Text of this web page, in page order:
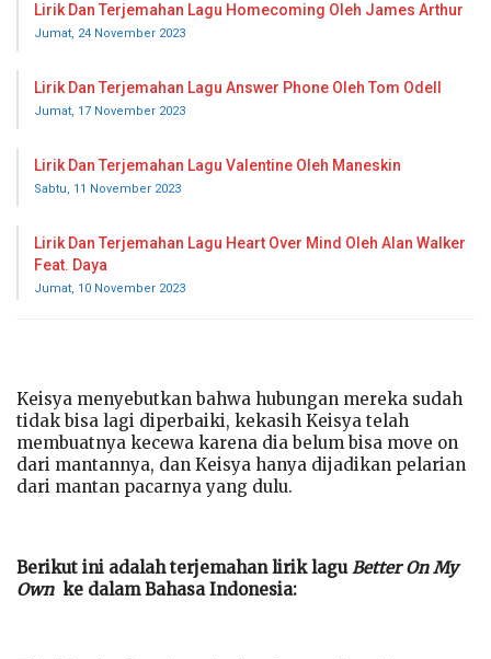
Lirik Dan Terjemahan Lagu Homecoming Oleh James Arthur
Jumat, 24 November 2023
Lirik Dan Terjemahan Lagu Answer Phone Oleh Tom Odell
Jumat, 17 November 2023
Lirik Dan Terjemahan Lagu Valentine Oleh Maneskin
Sabtu, 11 November 2023
Lirik Dan Terjemahan Lagu Heart Over Mind Oleh Alan Walker
Feat. Daya
Jumat, 10 November 2023
Keisya menyebutkan bahwa hubungan mereka sudah
tidak bisa lagi diperbaiki, kekasih Keisya telah
membuatnya kecewa karena dia belum bisa move on
dari mantannya, dan Keisya hanya dijadikan pelarian
dari mantan pacarnya yang dulu.
Berikut ini adalah terjemahan lirik laguBetter On My
Own ke dalam Bahasa Indonesia: